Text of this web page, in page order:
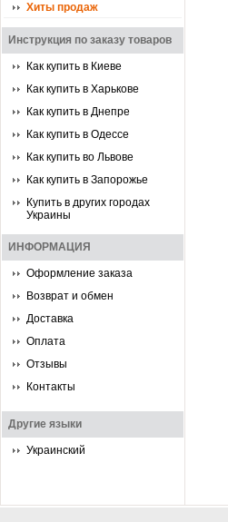
Хиты продаж
Инструкция по заказу товаров
Как купить в Киеве
Как купить в Харькове
Как купить в Днепре
Как купить в Одессе
Как купить во Львове
Как купить в Запорожье
Купить в других городах
Украины
ИНФОРМАЦИЯ
Оформление заказа
Возврат и обмен
Доставка
Оплата
Отзывы
Контакты
Другие языки
Украинский